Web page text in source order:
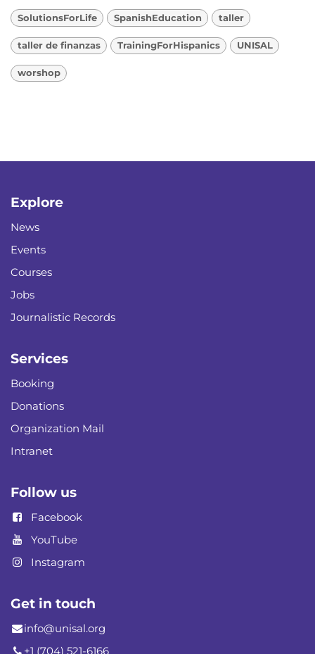
SolutionsForLife SpanishEducation taller
taller de finanzas TrainingForHispanics UNISAL
worshop
Explore
News
Events
Courses
Jobs
Journalistic Records
Services
Booking
Donations
Organization Mail
Intranet
Follow us
Facebook
YouTube
Instagram
Get in touch
info@unisal.org
+1 (704) 521-6166